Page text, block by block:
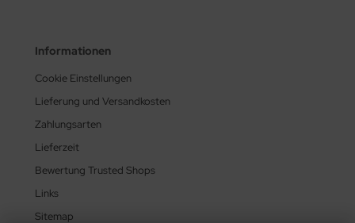
Informationen
Cookie Einstellungen
Lieferung und Versandkosten
Zahlungsarten
Lieferzeit
Bewertung Trusted Shops
Links
Sitemap